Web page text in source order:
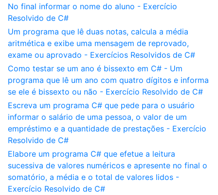
No final informar o nome do aluno - Exercício
Resolvido de C#
Um programa que lê duas notas, calcula a média
aritmética e exibe uma mensagem de reprovado,
exame ou aprovado - Exercícios Resolvidos de C#
Como testar se um ano é bissexto em C# - Um
programa que lê um ano com quatro dígitos e informa
se ele é bissexto ou não - Exercício Resolvido de C#
Escreva um programa C# que pede para o usuário
informar o salário de uma pessoa, o valor de um
empréstimo e a quantidade de prestações - Exercício
Resolvido de C#
Elabore um programa C# que efetue a leitura
sucessiva de valores numéricos e apresente no final o
somatório, a média e o total de valores lidos -
Exercício Resolvido de C#